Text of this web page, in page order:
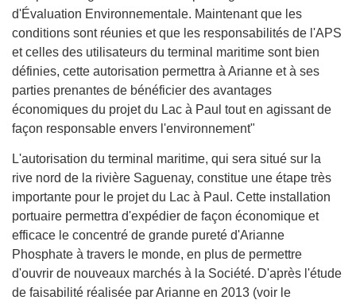
d'Évaluation Environnementale. Maintenant que les
conditions sont réunies et que les responsabilités de l'APS
et celles des utilisateurs du terminal maritime sont bien
définies, cette autorisation permettra à Arianne et à ses
parties prenantes de bénéficier des avantages
économiques du projet du Lac à Paul tout en agissant de
façon responsable envers l'environnement"
L'autorisation du terminal maritime, qui sera situé sur la
rive nord de la rivière Saguenay, constitue une étape très
importante pour le projet du Lac à Paul. Cette installation
portuaire permettra d'expédier de façon économique et
efficace le concentré de grande pureté d'Arianne
Phosphate à travers le monde, en plus de permettre
d'ouvrir de nouveaux marchés à la Société. D'après l'étude
de faisabilité réalisée par Arianne en 2013 (voir le